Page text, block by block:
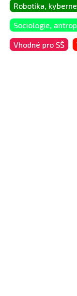
Robotika,
Sociologie,
Vhodné pro SŠ